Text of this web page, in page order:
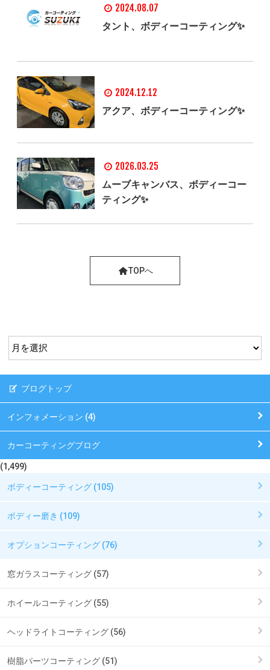
2024.08.07
タント、ボディーコーティング✨
2024.12.12
アクア、ボディーコーティング✨
2026.03.25
ムーブキャンバス、ボディーコー
ティング✨
TOPへ
ブログトップ
インフォメーション (4)
カーコーティングブログ
(1,499)
ボディーコーティング (105)
ボディー磨き (109)
オプションコーティング (76)
窓ガラスコーティング (57)
ホイールコーティング (55)
ヘッドライトコーティング (56)
樹脂パーツコーティング (51)